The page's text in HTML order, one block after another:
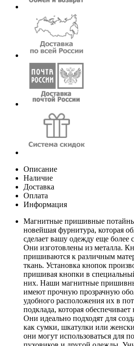
Описание
Наличие
Доставка
Оплата
Информация
Магнитные пришивные
новейшая фурнитура, которая
сделает вашу одежду еще более
Они изготовлены из металла.
пришиваются к различным
ткань. Установка кнопок
пришивая кнопки в
них. Наши магнитные
имеют прочную прозрачную
удобного расположения их в
подклада, которая
Они идеально подходят для
как сумки, шкатулки или
они могут использоваться для